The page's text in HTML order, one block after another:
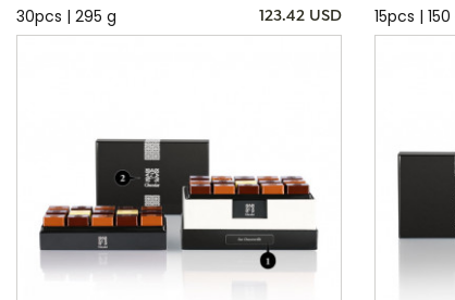
30pcs | 295 g
123.42 USD
15pcs | 150